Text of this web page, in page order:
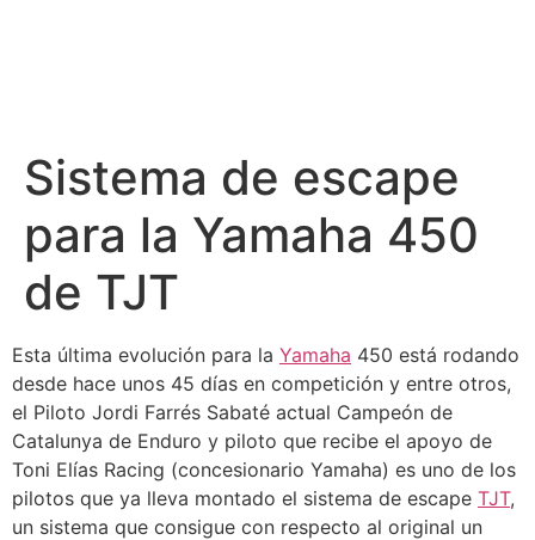
Sistema de escape
para la Yamaha 450
de TJT
Esta última evolución para la Yamaha 450 está rodando
desde hace unos 45 días en competición y entre otros,
el Piloto Jordi Farrés Sabaté actual Campeón de
Catalunya de Enduro y piloto que recibe el apoyo de
Toni Elías Racing (concesionario Yamaha) es uno de los
pilotos que ya lleva montado el sistema de escape TJT,
un sistema que consigue con respecto al original un